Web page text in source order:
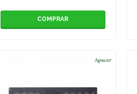
COMPRAR